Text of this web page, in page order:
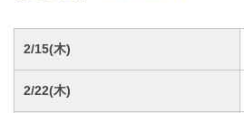
2/15(木)
2/22(木)